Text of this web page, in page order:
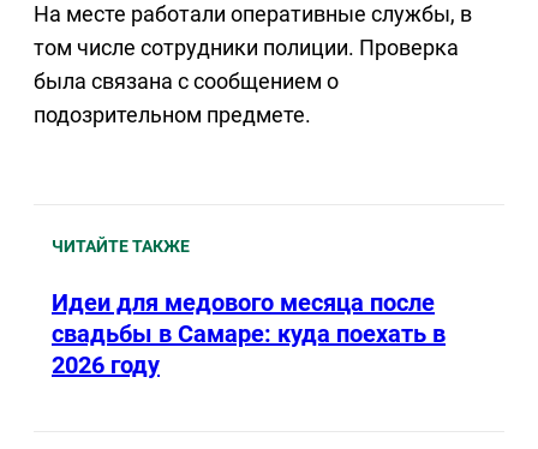
На месте работали оперативные службы, в
том числе сотрудники полиции. Проверка
была связана с сообщением о
подозрительном предмете.
ЧИТАЙТЕ ТАКЖЕ
Идеи для медового месяца после
свадьбы в Самаре: куда поехать в
2026 году